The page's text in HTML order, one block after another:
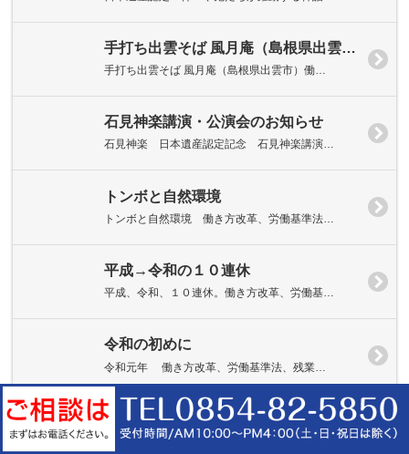
手打ち出雲そば 風月庵（島根県出雲市）
手打ち出雲そば 風月庵（島根県出雲市）働…
石見神楽講演・公演会のお知らせ
石見神楽 日本遺産認定記念 石見神楽講演…
トンボと自然環境
トンボと自然環境 働き方改革、労働基準法…
平成→令和の１０連休
平成、令和、１０連休。働き方改革、労働基…
令和の初めに
令和元年 働き方改革、労働基準法、残業…
H31.4.16.平和そば本店（出雲市大社町）
平和そば（出雲市大社町） 働き方改革、労…